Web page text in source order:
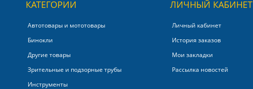
КАТЕГОРИИ
Автотовары и мототовары
Бинокли
Другие товары
Зрительные и подзорные трубы
Инструменты
ЛИЧНЫЙ КАБИНЕТ
Личный кабинет
История заказов
Мои закладки
Рассылка новостей